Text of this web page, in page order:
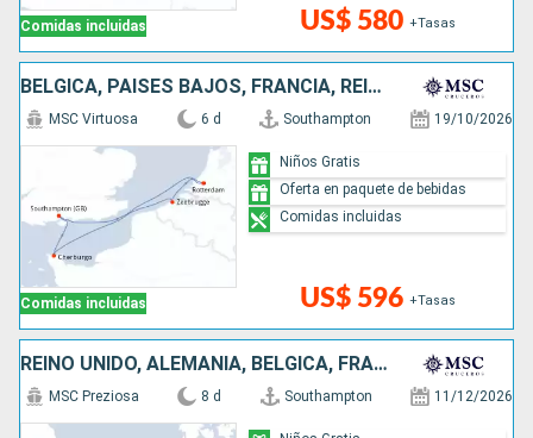
Comidas incluidas US$ 580 +Tasas
BÉLGICA, PAISES BAJOS, FRANCIA, REINO UNIDO
Comidas incluidas
MSC Virtuosa 6 d Southampton 19/10/2026
US$ 596 +Tasas
Niños Gratis
Oferta en paquete de bebidas
Comidas incluidas
REINO UNIDO, ALEMANIA, BÉLGICA, FRANCIA
MSC Preziosa 8 d Southampton 11/12/2026